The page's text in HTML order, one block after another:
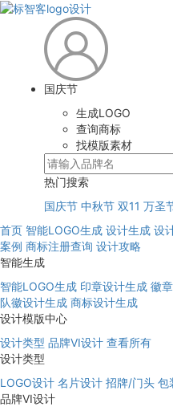
国庆节
生成LOGO
查询商标
找模版素材
热门搜索
国庆节 中秋节 双11 万圣
首页 智能LOGO生成 设计生成 设
案例 商标注册查询 设计攻略
智能生成
智能LOGO生成 印章设计生成 徽
队徽设计生成 商标设计生成
设计模版中心
设计类型 品牌VI设计 查看所有
设计类型
LOGO设计 名片设计 招牌/门头 包
品牌VI设计